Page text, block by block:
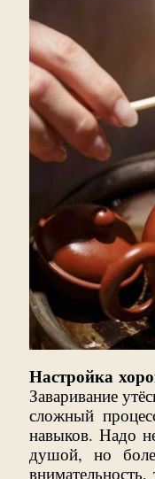
Настройка
Заваривание
сложный
навыков. Надо
душой, но